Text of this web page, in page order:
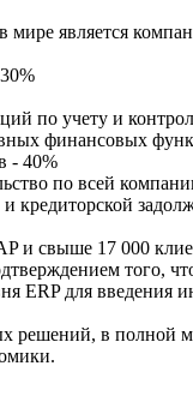
является
по учету и
финансовых
- 40%
по всей
кредиторской
и свыше 17 000
того,
ERP для введения
решений, в